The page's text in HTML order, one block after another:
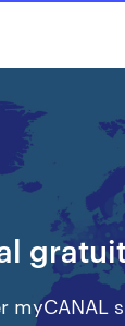
myCANAL